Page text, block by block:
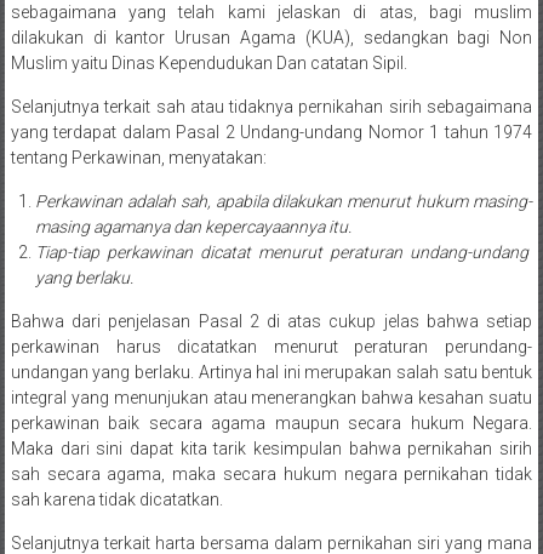
Timur/Lampung/
Jambi/
Bengkulu/
Medan/
Aceh/
Damasyaraya/
Solok/
Padang
Selatan/Padang
barat/
Utara/
Kota
Padang/
Sumatera
Barat/
Pariaman/
Bukittinggi/
Padang
sebagaimana yang telah kami jelaskan di atas, bagi muslim
dilakukan di kantor Urusan Agama (KUA), sedangkan bagi Non
Muslim yaitu Dinas Kependudukan Dan catatan Sipil.
Selanjutnya terkait sah atau tidaknya pernikahan sirih sebagaimana
yang terdapat dalam Pasal 2 Undang-undang Nomor 1 tahun 1974
tentang Perkawinan, menyatakan:
Perkawinan adalah sah, apabila dilakukan menurut hukum masing-
masing agamanya dan kepercayaannya itu.
Tiap-tiap perkawinan dicatat menurut peraturan undang-undang
yang berlaku.
Bahwa dari penjelasan Pasal 2 di atas cukup jelas bahwa setiap
perkawinan harus dicatatkan menurut peraturan perundang-
undangan yang berlaku. Artinya hal ini merupakan salah satu bentuk
integral yang menunjukan atau menerangkan bahwa kesahan suatu
perkawinan baik secara agama maupun secara hukum Negara.
Maka dari sini dapat kita tarik kesimpulan bahwa pernikahan sirih
sah secara agama, maka secara hukum negara pernikahan tidak
sah karena tidak dicatatkan.
Selanjutnya terkait harta bersama dalam pernikahan siri yang mana